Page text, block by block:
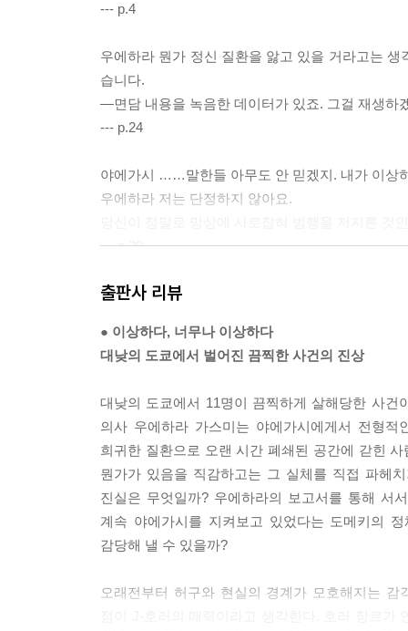
--- p.4
우에하라 뭔가 정신 질환을 앓고 있을 거라고는
습니다.
―면담 내용을 녹음한 데이터가 있죠. 그걸 재생하
--- p.24
야에가시 ……말한들 아무도 안 믿겠지. 내가 이상
우에하라 저는 단정하지 않아요.
--- p.39
―이 기사에 나온 유령 마을이 사건의 수수께끼에
그래서 어딘지 물어보러 가기로 했어요.
--- p.70
쓰지 폐쇄병동의 평면도에는 그 정도로 대량의 비
우에하라 네, 제가 그린 평면도에는 그런 공간이 없
다만 부자연스러운 공간은 있어요.
--- p.123
쓰지 그래서 어떻게 하셨나요?
우에하라 달린 탓인지 겁나고 긴장을 해서인지 심
--- p.144
출판사 리뷰
● 이상하다, 너무나 이상하다
대낮의 도쿄에서 벌어진 끔찍한 사건의 진상
대낮의 도쿄에서 11명이 끔찍하게 살해당한 사
의사 우에하라 가스미는 야에가시에게서 전형
희귀한 질환으로 오랜 시간 폐쇄된 공간에 갇힌
뭔가가 있음을 직감하고는 그 실체를 직접 파헤
진실은 무엇일까? 우에하라의 보고서를 통해 서
계속 야에가시를 지켜보고 있었다는 도메키의
감당해 낼 수 있을까?
오래전부터 허구와 현실의 경계가 모호해지는